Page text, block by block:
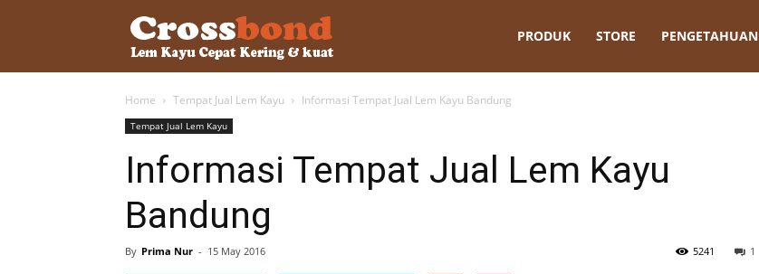
–
Lem
PRODUK STORE PENGETAHUAN
Home Tempat Jual Lem Kayu Informasi Tempat Jual Lem Kayu Bandung
Tempat Jual Lem Kayu
Informasi Tempat Jual Lem Kayu
Bandung
By Prima Nur - 15 May 2016 1
5241